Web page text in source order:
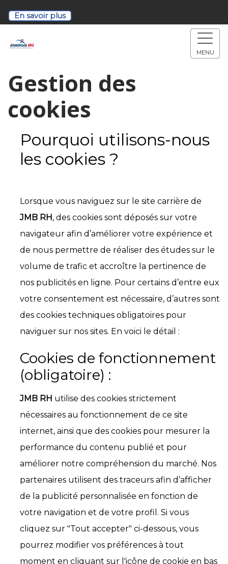
En savoir plus
MENU
Gestion des
cookies
Pourquoi utilisons-nous
les cookies ?
Lorsque vous naviguez sur le site carrière de
JMB RH, des cookies sont déposés sur votre
navigateur afin d’améliorer votre expérience et
de nous permettre de réaliser des études sur le
volume de trafic et accroître la pertinence de
nos publicités en ligne. Pour certains d’entre eux
votre consentement est nécessaire, d’autres sont
des cookies techniques obligatoires pour
naviguer sur nos sites. En voici le détail :
Cookies de fonctionnement
(obligatoire) :
JMB RH utilise des cookies strictement
nécessaires au fonctionnement de ce site
internet, ainsi que des cookies pour mesurer la
performance du contenu publié et pour
améliorer notre compréhension du marché. Nos
partenaires utilisent des traceurs afin d’afficher
de la publicité personnalisée en fonction de
votre navigation et de votre profil. Si vous
cliquez sur "Tout accepter" ci-dessous, vous
pourrez modifier vos préférences à tout
moment en cliquant sur l'icône de cookie en bas